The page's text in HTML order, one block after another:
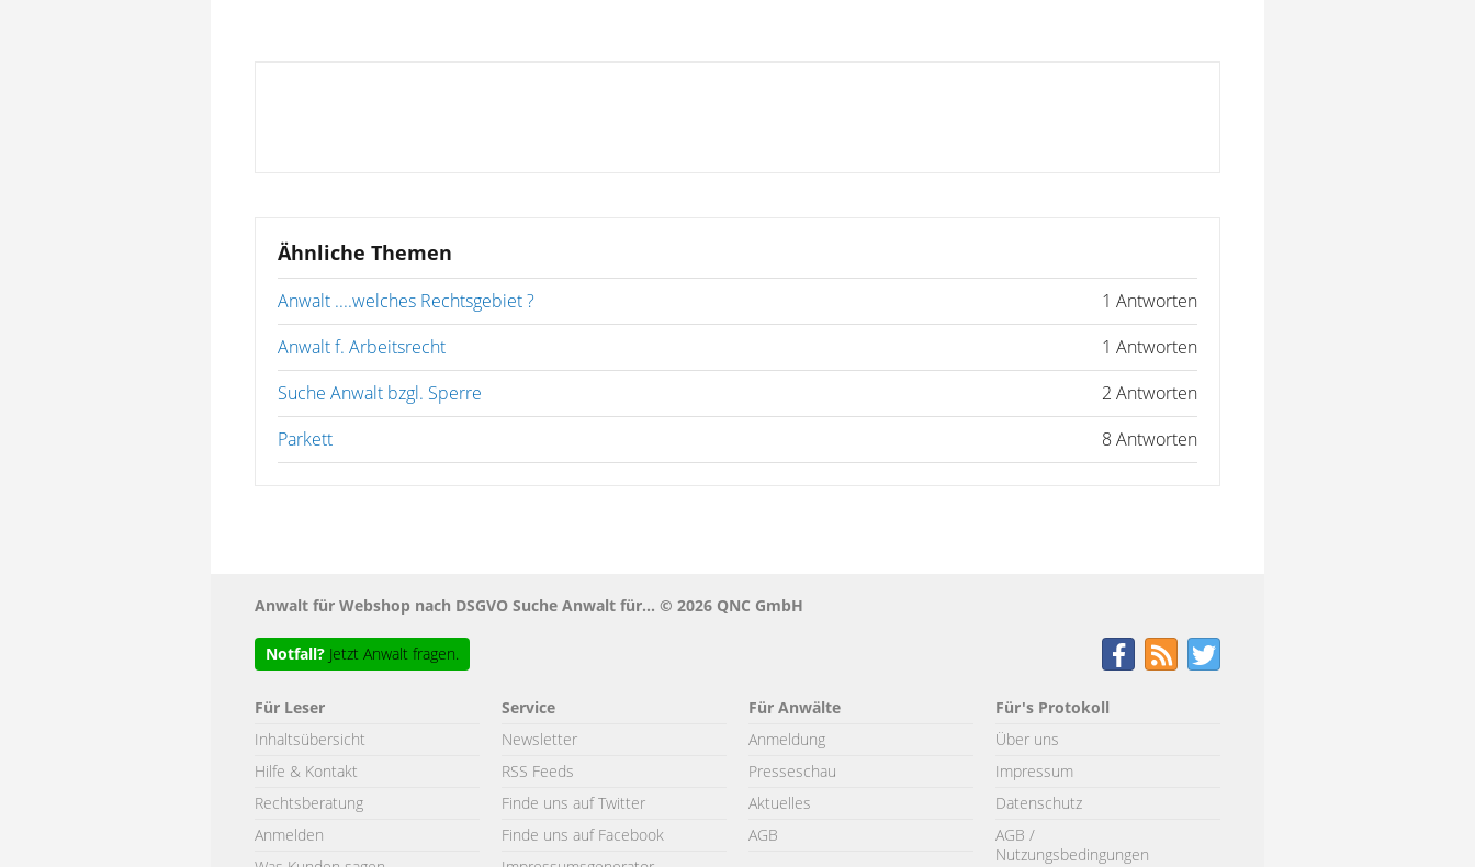
Ähnliche Themen
Anwalt ....welches Rechtsgebiet ?
1 Antworten
Anwalt f. Arbeitsrecht
1 Antworten
Suche Anwalt bzgl. Sperre
2 Antworten
Parkett
8 Antworten
Anwalt für Webshop nach DSGVO Suche Anwalt für... © 2026 QNC GmbH
Notfall? Jetzt Anwalt fragen.
Für Leser
Inhaltsübersicht
Hilfe & Kontakt
Rechtsberatung
Anmelden
Service
Newsletter
RSS Feeds
Finde uns auf Twitter
Finde uns auf Facebook
Für Anwälte
Anmeldung
Presseschau
Aktuelles
AGB
Für's Protokoll
Über uns
Impressum
Datenschutz
AGB /
Nutzungsbedingungen